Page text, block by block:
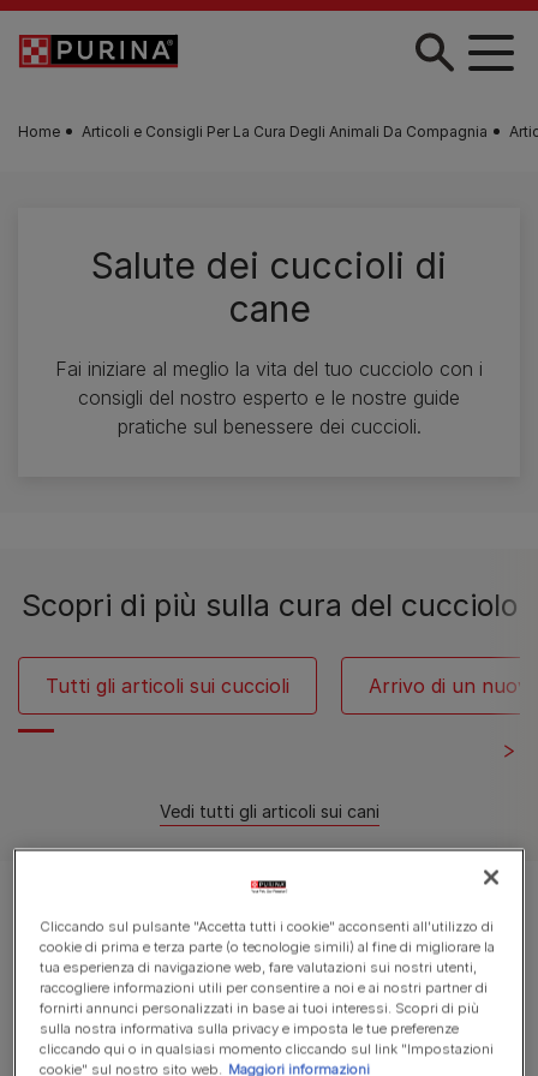
Skip to main content
Home Articoli e Consigli Per La Cura Degli Animali Da Compagnia
Salute dei cuccioli di
cane
Fai iniziare al meglio la vita del tuo cucciolo con i
consigli del nostro esperto e le nostre guide
pratiche sul benessere dei cuccioli.
Scopri di più sulla cura del cucciolo
Tutti gli articoli sui cuccioli Arrivo di un
Vedi tutti gli articoli sui cani
Articoli di tendenza
Salute dei cuccioli di cane
Cliccando sul pulsante "Accetta tutti i cookie" acconsenti all'utilizzo di
cookie di prima e terza parte (o tecnologie simili) al fine di migliorare la
tua esperienza di navigazione web, fare valutazioni sui nostri utenti,
raccogliere informazioni utili per consentire a noi e ai nostri partner di
fornirti annunci personalizzati in base ai tuoi interessi. Scopri di più
sulla nostra informativa sulla privacy e imposta le tue preferenze
cliccando qui o in qualsiasi momento cliccando sul link "Impostazioni
cookie" sul nostro sito web. Maggiori informazioni